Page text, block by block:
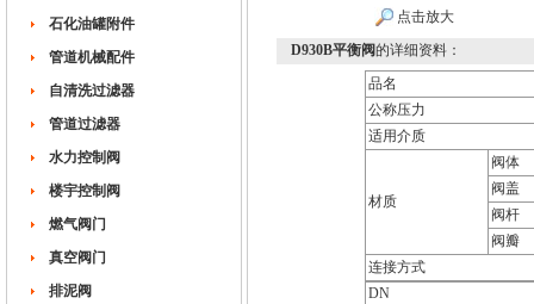
石化油罐附件
管道机械配件
自清洗过滤器
管道过滤器
水力控制阀
楼宇控制阀
燃气阀门
真空阀门
排泥阀
点击放大
D930B平衡阀的详细资料：
品名
公称压力
适用介质
材质
阀体
阀盖
阀杆
阀瓣
连接方式
DN